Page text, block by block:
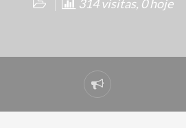
314 visitas, 0 hoje
Denunciar
problema